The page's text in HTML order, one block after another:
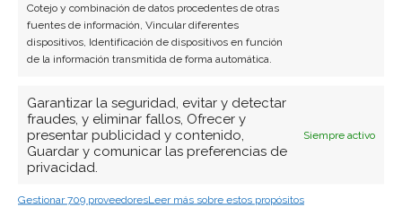
Cotejo y combinación de datos procedentes de otras
fuentes de información, Vincular diferentes
dispositivos, Identificación de dispositivos en función
de la información transmitida de forma automática.
Garantizar la seguridad, evitar y detectar
fraudes, y eliminar fallos, Ofrecer y
presentar publicidad y contenido,
Guardar y comunicar las preferencias de
privacidad.
Siempre activo
Gestionar 709 proveedoresLeer más sobre estos propósitos
BUSCAR